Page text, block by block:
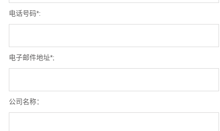
电话号码*:
电子邮件地址*;
公司名称：